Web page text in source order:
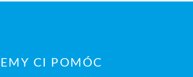
CI POMÓC